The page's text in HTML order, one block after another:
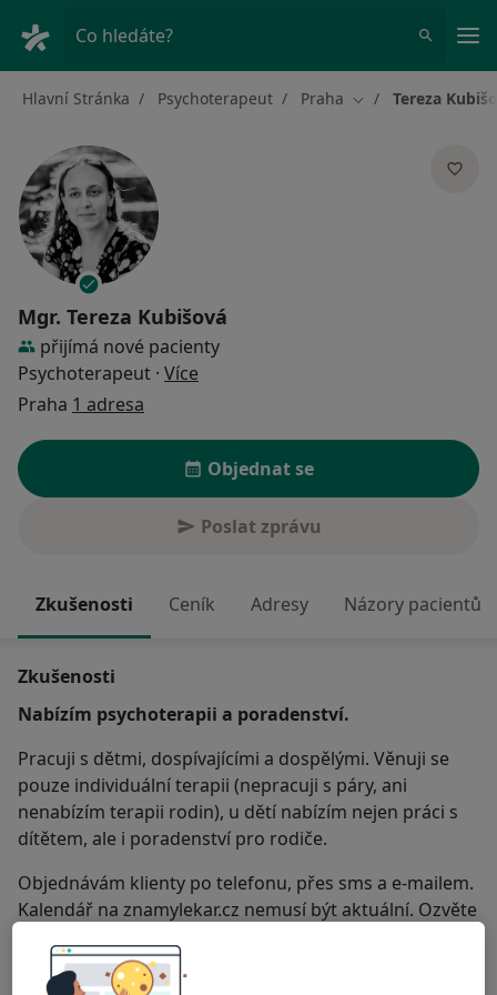
Co hledáte?
Hlavní Stránka Psychoterapeut Praha Změna města
Tereza
Mgr. Tereza Kubišová
přijímá nové pacienty
Psychoterapeut · Více
Praha 1 adresa
Objednat se
Poslat zprávu
Zkušenosti Ceník Adresy Názory pacientů
Zkušenosti
Nabízím psychoterapii a poradenství.
Pracuji s dětmi, dospívajícími a dospělými. Věnuji se
pouze individuální terapii (nepracuji s páry, ani
nenabízím terapii rodin), u dětí nabízím nejen práci s
dítětem, ale i poradenství pro rodiče.
Objednávám klienty po telefonu, přes sms a e-mailem.
Kalendář na znamylekar.cz nemusí být aktuální. Ozvěte
Mám zkušenosti v práci s chronicky/nevyléčitelně